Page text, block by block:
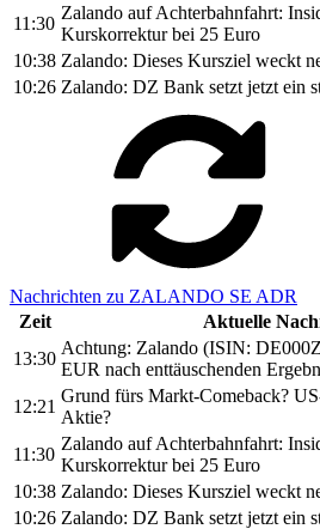
11:30
Zalando auf Achterbahnfahrt:
Kurskorrektur bei 25 Euro
10:38 Zalando: Dieses Kursziel weckt
10:26 Zalando: DZ Bank setzt jetzt ein
Nachrichten zu ZALANDO SE ADR
Zeit
Aktuelle
13:30
Achtung: Zalando (ISIN:
EUR nach enttäuschenden
12:21
Grund fürs Markt-Comeback?
Aktie?
11:30
Zalando auf Achterbahnfahrt:
Kurskorrektur bei 25 Euro
10:38 Zalando: Dieses Kursziel weckt
10:26 Zalando: DZ Bank setzt jetzt ein